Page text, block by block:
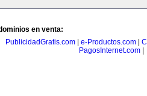
en venta:
PublicidadGratis.com
e-Productos.com
PagosInternet.com